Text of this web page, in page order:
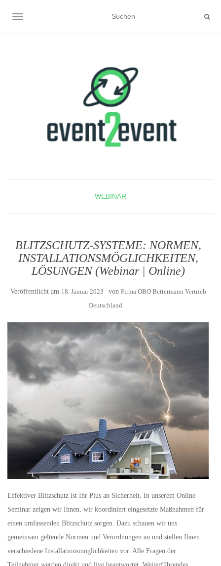
NAVIGATION UMSCHALTEN
WEBINAR
BLITZSCHUTZ-SYSTEME: NORMEN,
INSTALLATIONSMÖGLICHKEITEN,
LÖSUNGEN (Webinar | Online)
Veröffentlicht am 18. Januar 2023 von Firma OBO Bettermann Vertrieb
Deutschland
Effektiver Blitzschutz ist Ihr Plus an Sicherheit. In unserem Online-
Seminar zeigen wir Ihnen, wir koordiniert eingesetzte Maßnahmen für
einen umfassenden Blitzschutz sorgen. Dazu schauen wir uns
gemeinsam geltende Normen und Verordnungen an und stellen Ihnen
verschiedene Installationsmöglichkeiten vor. Alle Fragen der